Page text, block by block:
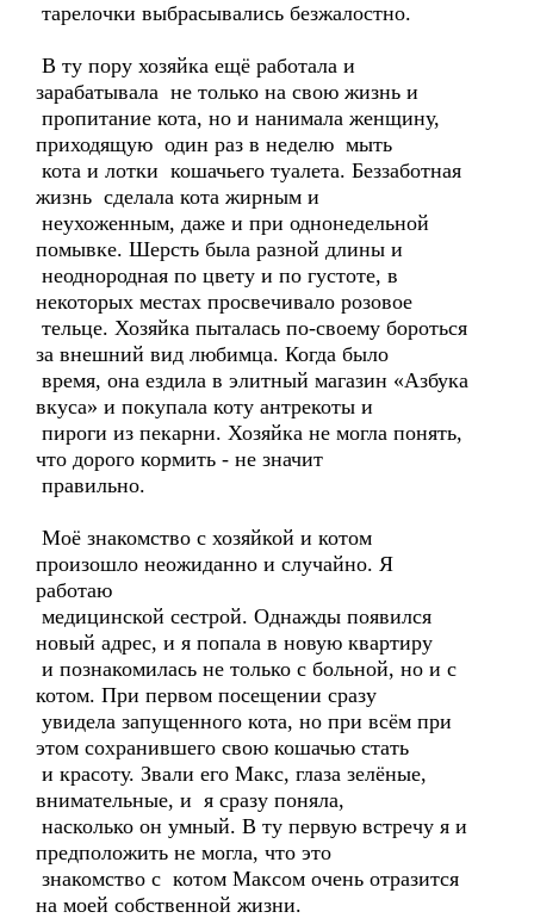
тарелочки выбрасывались безжалостно.
В ту пору хозяйка ещё работала и
зарабатывала не только на свою жизнь и
пропитание кота, но и нанимала женщину,
приходящую один раз в неделю мыть
кота и лотки кошачьего туалета. Беззаботная
жизнь сделала кота жирным и
неухоженным, даже и при однонедельной
помывке. Шерсть была разной длины и
неоднородная по цвету и по густоте, в
некоторых местах просвечивало розовое
тельце. Хозяйка пыталась по-своему бороться
за внешний вид любимца. Когда было
время, она ездила в элитный магазин «Азбука
вкуса» и покупала коту антрекоты и
пироги из пекарни. Хозяйка не могла понять,
что дорого кормить - не значит
правильно.
Моё знакомство с хозяйкой и котом
произошло неожиданно и случайно. Я
работаю
медицинской сестрой. Однажды появился
новый адрес, и я попала в новую квартиру
и познакомилась не только с больной, но и с
котом. При первом посещении сразу
увидела запущенного кота, но при всём при
этом сохранившего свою кошачью стать
и красоту. Звали его Макс, глаза зелёные,
внимательные, и я сразу поняла,
насколько он умный. В ту первую встречу я и
предположить не могла, что это
знакомство с котом Максом очень отразится
на моей собственной жизни.